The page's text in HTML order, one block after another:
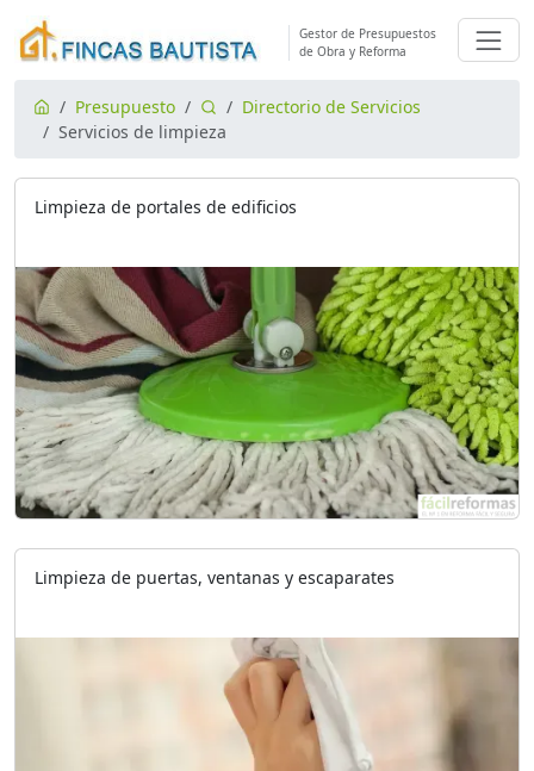
Gestor de Presupuestos
de Obra y Reforma
Presupuesto
Directorio de Servicios
Servicios de limpieza
Limpieza de portales de edificios
Limpieza de puertas, ventanas y escaparates